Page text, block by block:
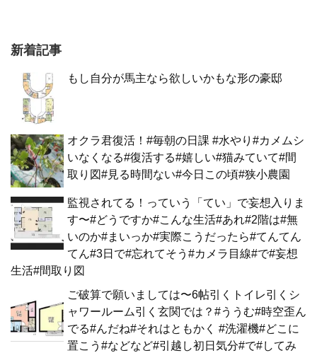
新着記事
もし自分が馬主なら欲しいかもな形の豪邸
オクラ君復活！#毎朝の日課 #水やり#カメムシ
いなくなる#復活する#嬉しい#猫みていて#間
取り図#見る時間ない#今日この頃#狭小農園
監視されてる！っていう「てい」で妄想入りま
す〜#どうですか#こんな生活#あれ#2階は#無
いのか#まいっか#実際こうだったら#てんてん
てん#3日で#忘れてそう#カメラ目線#で#妄想
生活#間取り図
ご破算で願いましては〜6帖引くトイレ引くシ
ャワールーム引く玄関では？#ううむ#時空歪ん
でる#んだね#それはともかく #洗濯機#どこに
置こう#などなど#引越し初日気分#で#してみ